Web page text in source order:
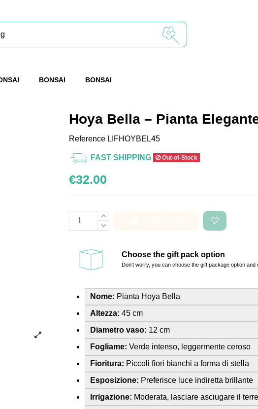
BONSAI BONSAI
Hoya Bella – Pianta
Reference LIFHOYBEL45
FAST SHIPPING Out-of-Stock
€32.00
Choose the gift pack option
Don't worry, you can choose the gift package option
Nome: Pianta Hoya Bella
Altezza: 45 cm
Diametro vaso: 12 cm
Fogliame: Verde intenso, leggermente ceroso
Fioritura: Piccoli fiori bianchi a forma di stella
Esposizione: Preferisce luce indiretta brillante
Irrigazione: Moderata, lasciare asciugare il